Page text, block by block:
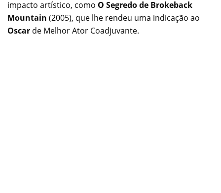
impacto artístico, como O Segredo de Brokeback
Mountain (2005), que lhe rendeu uma indicação ao
Oscar de Melhor Ator Coadjuvante.